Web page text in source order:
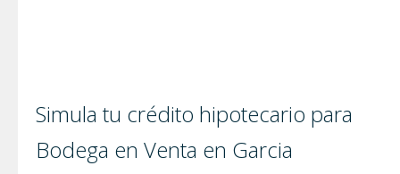
Simula tu crédito hipotecario para
Bodega en Venta en Garci­a